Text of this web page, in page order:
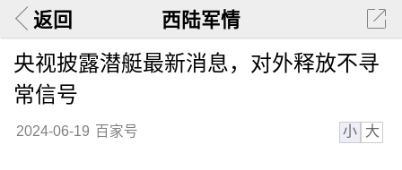
返回 西陆军情
央视披露潜艇最新消息，对外释放不寻
常信号
2024-06-19 百家号 小 大